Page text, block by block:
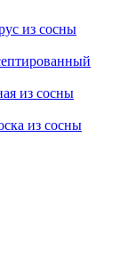
из сосны
из сосны
из сосны